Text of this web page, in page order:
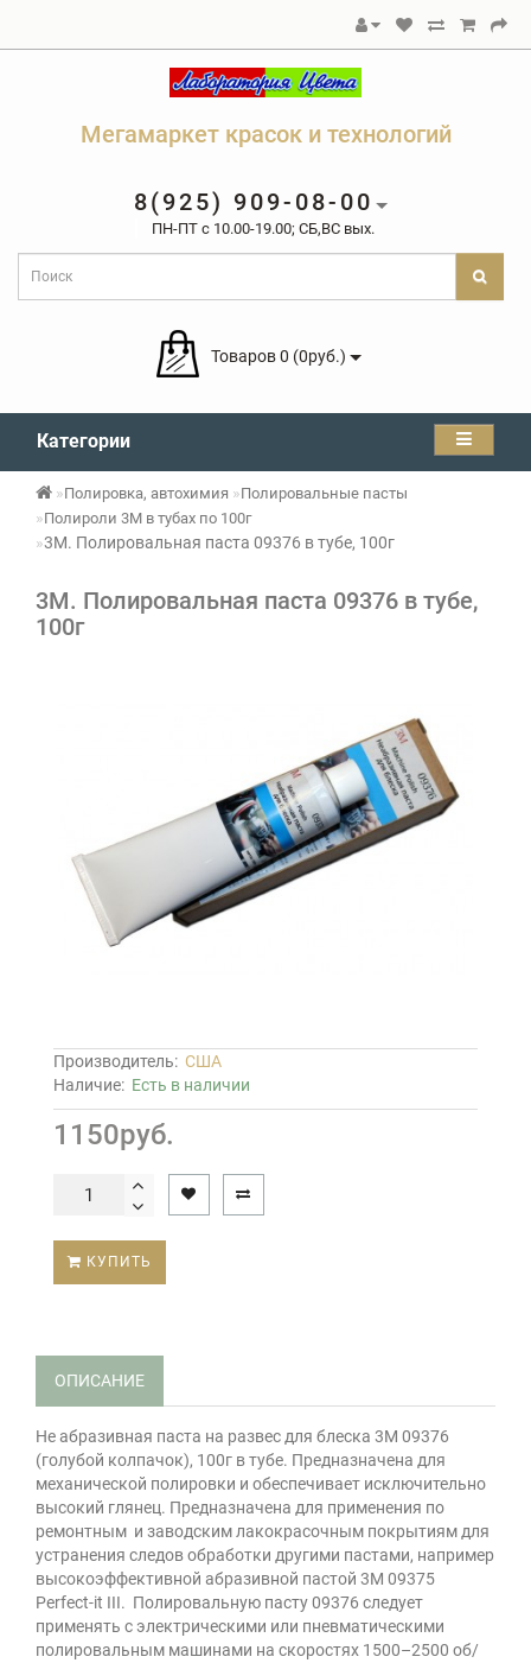
Мегамаркет красок и технологий
8(925) 909-08-00
ПН-ПТ c 10.00-19.00; СБ,ВС вых.
Товаров 0 (0руб.)
Категории
Полировка, автохимия
Полировальные пасты
Полироли 3М в тубах по 100г
3М. Полировальная паста 09376 в тубе, 100г
3М. Полировальная паста 09376 в тубе,
100г
Производитель: США
Наличие: Есть в наличии
1150руб.
КУПИТЬ
ОПИСАНИЕ
Не абразивная паста на развес для блеска 3M 09376
(голубой колпачок), 100г в тубе. Предназначена для
механической полировки и обеспечивает исключительно
высокий глянец. Предназначена для применения по
ремонтным и заводским лакокрасочным покрытиям для
устранения следов обработки другими пастами, например
высокоэффективной абразивной пастой 3М 09375
Perfect-it III. Полировальную пасту 09376 следует
применять с электрическими или пневматическими
полировальным машинами на скоростях 1500–2500 об/